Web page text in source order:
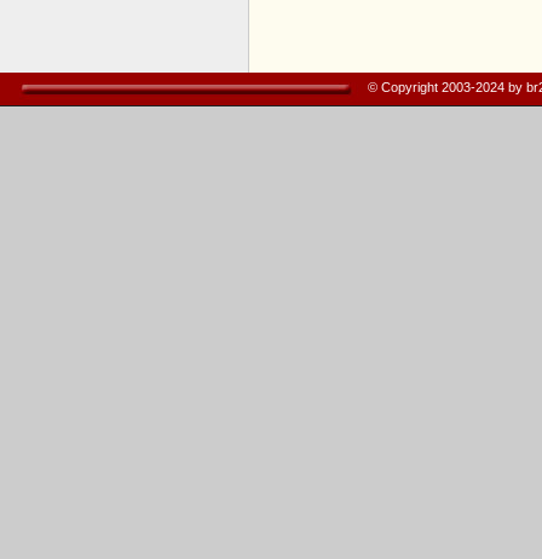
© Copyright 2003-2024 by